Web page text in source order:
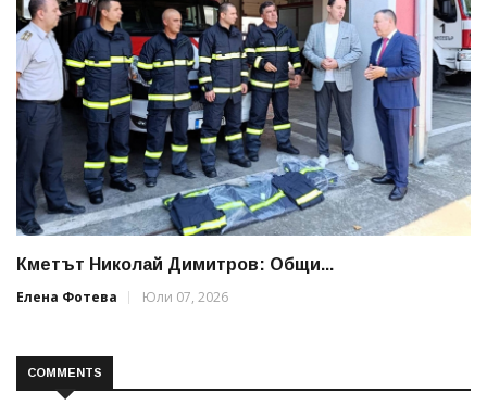
Кметът Николай Димитров: Общи...
Елена Фотева
Юли 07, 2026
COMMENTS